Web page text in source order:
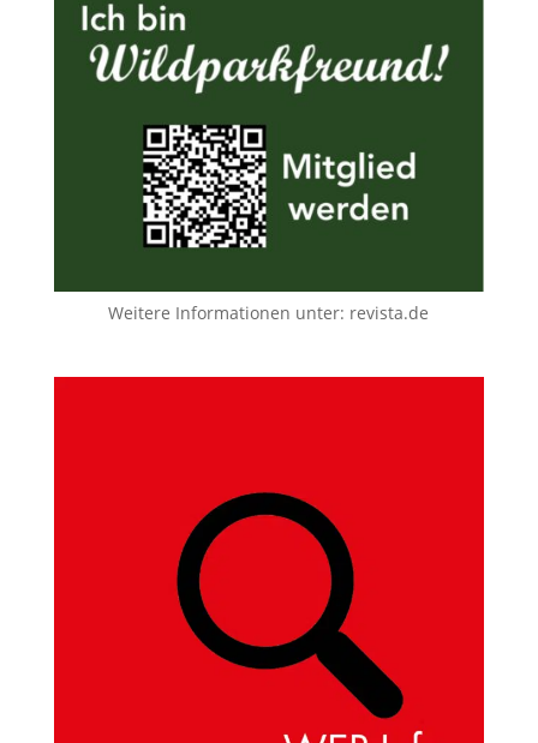
Weitere Informationen unter: revista.de